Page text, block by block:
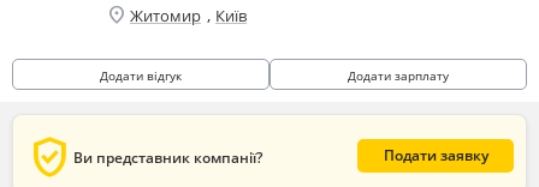
location_on Житомир , Київ
Додати відгук Додати зарплату
verified_user Ви представник компанії? Подати заявку